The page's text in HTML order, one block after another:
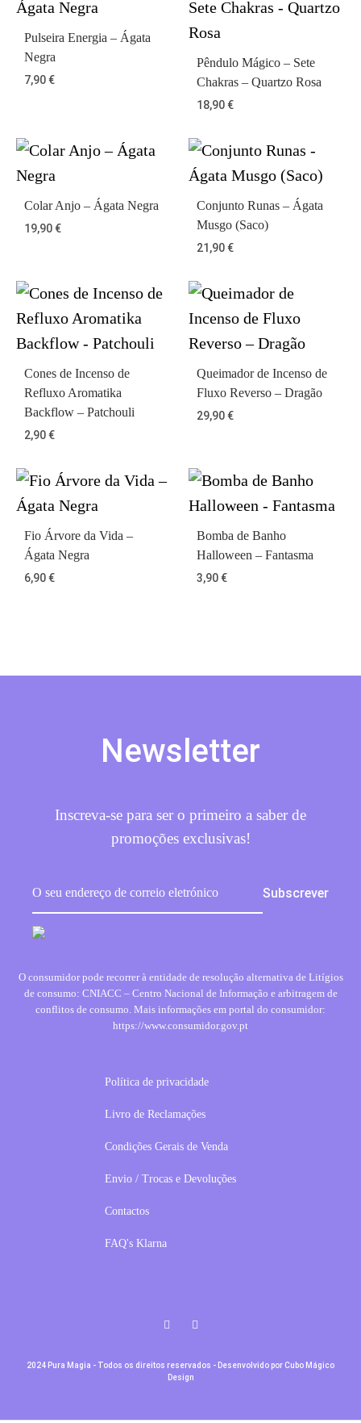
Pulseira Energia – Ágata
Negra
7,90€
Pêndulo Mágico – Sete
Chakras – Quartzo Rosa
18,90€
Colar Anjo – Ágata Negra
19,90€
Conjunto Runas – Ágata
Musgo (Saco)
21,90€
Cones de Incenso de
Refluxo Aromatika
Backflow – Patchouli
2,90€
Queimador de Incenso de
Fluxo Reverso – Dragão
29,90€
Fio Árvore da Vida –
Ágata Negra
6,90€
Bomba de Banho
Halloween – Fantasma
3,90€
Newsletter
Inscreva-se para ser o primeiro a saber de
promoções exclusivas!
O consumidor pode recorrer à entidade de resolução alternativa de Litígios
de consumo: CNIACC – Centro Nacional de Informação e arbitragem de
conflitos de consumo. Mais informações em portal do consumidor:
https://www.consumidor.gov.pt
2024 Pura Magia - Todos os direitos reservados - Desenvolvido por Cubo Mágico
Design
Política de privacidade
Livro de Reclamações
Condições Gerais de Venda
Envio / Trocas e Devoluções
Contactos
FAQ's Klarna
FacebookInstagram